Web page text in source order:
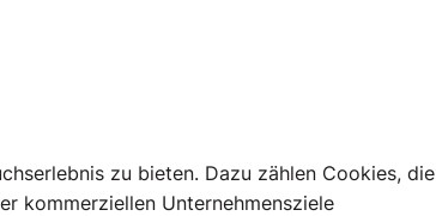
zu bieten. Dazu zählen Cookies, die
kommerziellen Unternehmensziele